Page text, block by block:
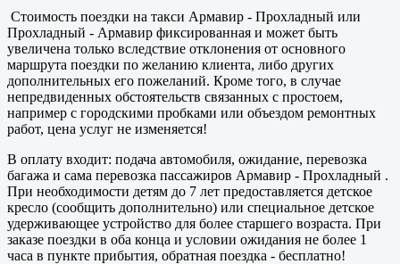
Стоимость поездки на такси Армавир - Прохладный или
Прохладный - Армавир фиксированная и может быть
увеличена только вследствие отклонения от основного
маршрута поездки по желанию клиента, либо других
дополнительных его пожеланий. Кроме того, в случае
непредвиденных обстоятельств связанных с простоем,
например с городскими пробками или объездом ремонтных
работ, цена услуг не изменяется!
В оплату входит: подача автомобиля, ожидание, перевозка
багажа и сама перевозка пассажиров Армавир - Прохладный .
При необходимости детям до 7 лет предоставляется детское
кресло (сообщить дополнительно) или специальное детское
удерживающее устройство для более старшего возраста. При
заказе поездки в оба конца и условии ожидания не более 1
часа в пункте прибытия, обратная поездка - бесплатно!